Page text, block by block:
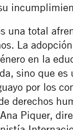
una total
La
en la
sino que es
por los
derechos
Piquer,